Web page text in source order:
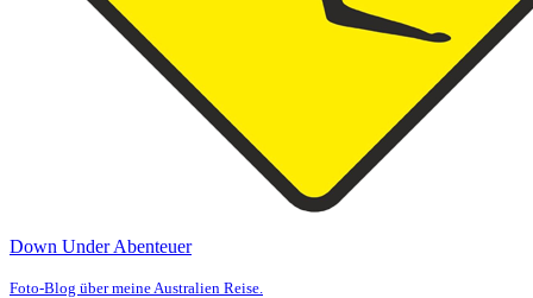
Down Under Abenteuer
Foto-Blog über meine Australien Reise.